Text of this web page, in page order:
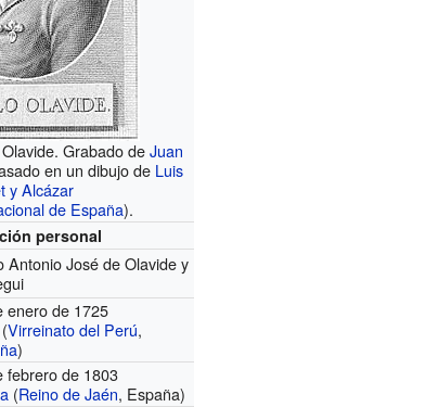
Grabado deJuan
en un dibujo de Luis
y Alcázar
de España).
personal
Antonio José de Olavide y
enero de 1725
(Virreinato del Perú,
)
febrero de 1803
(Reino de Jaén, España)